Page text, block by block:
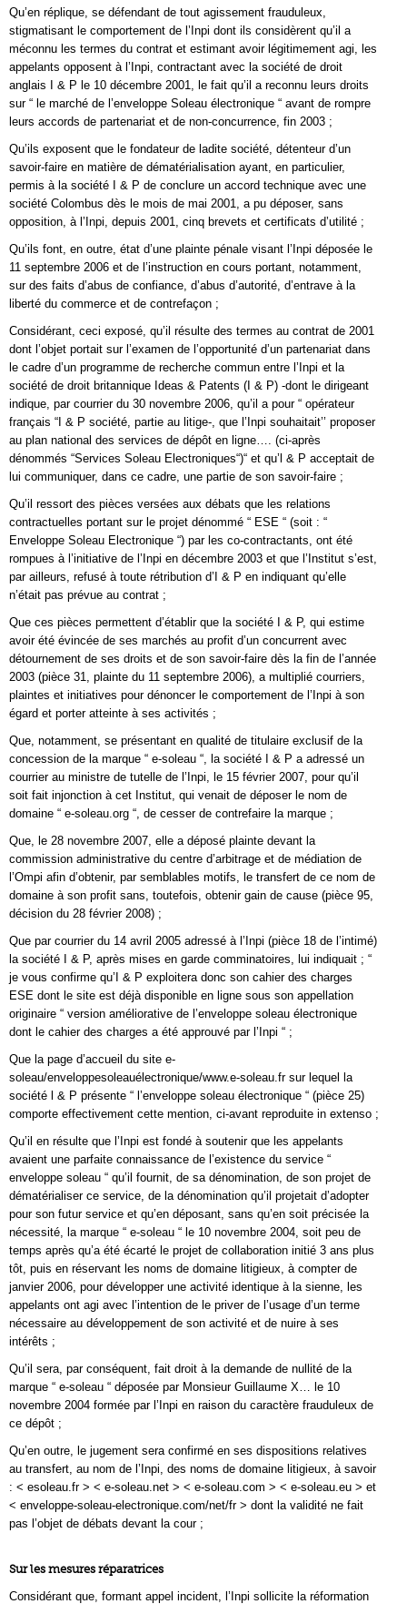
Qu’en réplique, se défendant de tout agissement frauduleux,
stigmatisant le comportement de l’Inpi dont ils considèrent qu’il a
méconnu les termes du contrat et estimant avoir légitimement agi, les
appelants opposent à l’Inpi, contractant avec la société de droit
anglais I & P le 10 décembre 2001, le fait qu’il a reconnu leurs droits
sur “ le marché de l’enveloppe Soleau électronique “ avant de rompre
leurs accords de partenariat et de non-concurrence, fin 2003 ;
Qu’ils exposent que le fondateur de ladite société, détenteur d’un
savoir-faire en matière de dématérialisation ayant, en particulier,
permis à la société I & P de conclure un accord technique avec une
société Colombus dès le mois de mai 2001, a pu déposer, sans
opposition, à l’Inpi, depuis 2001, cinq brevets et certificats d’utilité ;
Qu’ils font, en outre, état d’une plainte pénale visant l’Inpi déposée le
11 septembre 2006 et de l’instruction en cours portant, notamment,
sur des faits d’abus de confiance, d’abus d’autorité, d’entrave à la
liberté du commerce et de contrefaçon ;
Considérant, ceci exposé, qu’il résulte des termes au contrat de 2001
dont l’objet portait sur l’examen de l’opportunité d’un partenariat dans
le cadre d’un programme de recherche commun entre l’Inpi et la
société de droit britannique Ideas & Patents (I & P) -dont le dirigeant
indique, par courrier du 30 novembre 2006, qu’il a pour “ opérateur
français “I & P société, partie au litige-, que l’Inpi souhaitait’’ proposer
au plan national des services de dépôt en ligne…. (ci-après
dénommés “Services Soleau Electroniques“)“ et qu’l & P acceptait de
lui communiquer, dans ce cadre, une partie de son savoir-faire ;
Qu’il ressort des pièces versées aux débats que les relations
contractuelles portant sur le projet dénommé “ ESE “ (soit : “
Enveloppe Soleau Electronique “) par les co-contractants, ont été
rompues à l’initiative de l’Inpi en décembre 2003 et que l’Institut s’est,
par ailleurs, refusé à toute rétribution d’I & P en indiquant qu’elle
n’était pas prévue au contrat ;
Que ces pièces permettent d’établir que la société I & P, qui estime
avoir été évincée de ses marchés au profit d’un concurrent avec
détournement de ses droits et de son savoir-faire dès la fin de l’année
2003 (pièce 31, plainte du 11 septembre 2006), a multiplié courriers,
plaintes et initiatives pour dénoncer le comportement de l’Inpi à son
égard et porter atteinte à ses activités ;
Que, notamment, se présentant en qualité de titulaire exclusif de la
concession de la marque “ e-soleau “, la société I & P a adressé un
courrier au ministre de tutelle de l’Inpi, le 15 février 2007, pour qu’il
soit fait injonction à cet Institut, qui venait de déposer le nom de
domaine “ e-soleau.org “, de cesser de contrefaire la marque ;
Que, le 28 novembre 2007, elle a déposé plainte devant la
commission administrative du centre d’arbitrage et de médiation de
l’Ompi afin d’obtenir, par semblables motifs, le transfert de ce nom de
domaine à son profit sans, toutefois, obtenir gain de cause (pièce 95,
décision du 28 février 2008) ;
Que par courrier du 14 avril 2005 adressé à l’Inpi (pièce 18 de l’intimé)
la société I & P, après mises en garde comminatoires, lui indiquait ; “
je vous confirme qu’I & P exploitera donc son cahier des charges
ESE dont le site est déjà disponible en ligne sous son appellation
originaire “ version améliorative de l’enveloppe soleau électronique
dont le cahier des charges a été approuvé par l’Inpi “ ;
Que la page d’accueil du site e-
soleau/enveloppesoleauélectronique/www.e-soleau.fr sur lequel la
société l & P présente “ l’enveloppe soleau électronique “ (pièce 25)
comporte effectivement cette mention, ci-avant reproduite in extenso ;
Qu’il en résulte que l’Inpi est fondé à soutenir que les appelants
avaient une parfaite connaissance de l’existence du service “
enveloppe soleau “ qu’il fournit, de sa dénomination, de son projet de
dématérialiser ce service, de la dénomination qu’il projetait d’adopter
pour son futur service et qu’en déposant, sans qu’en soit précisée la
nécessité, la marque “ e-soleau “ le 10 novembre 2004, soit peu de
temps après qu’a été écarté le projet de collaboration initié 3 ans plus
tôt, puis en réservant les noms de domaine litigieux, à compter de
janvier 2006, pour développer une activité identique à la sienne, les
appelants ont agi avec l’intention de le priver de l’usage d’un terme
nécessaire au développement de son activité et de nuire à ses
intérêts ;
Qu’il sera, par conséquent, fait droit à la demande de nullité de la
marque “ e-soleau “ déposée par Monsieur Guillaume X… le 10
novembre 2004 formée par l’Inpi en raison du caractère frauduleux de
ce dépôt ;
Qu’en outre, le jugement sera confirmé en ses dispositions relatives
au transfert, au nom de l’Inpi, des noms de domaine litigieux, à savoir
: < esoleau.fr > < e-soleau.net > < e-soleau.com > < e-soleau.eu > et
< enveloppe-soleau-electronique.com/net/fr > dont la validité ne fait
pas l’objet de débats devant la cour ;
Sur les mesures réparatrices
Considérant que, formant appel incident, l’Inpi sollicite la réformation